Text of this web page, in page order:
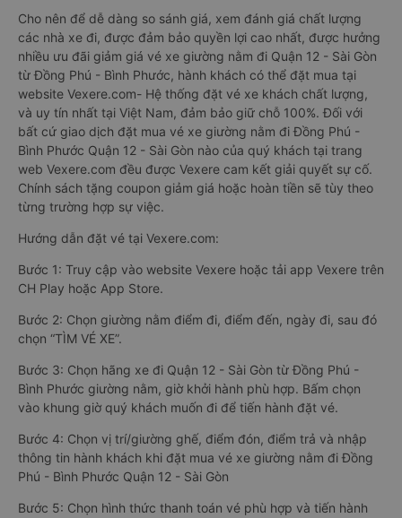
Cho nên để dễ dàng so sánh giá, xem đánh giá chất lượng
các nhà xe đi, được đảm bảo quyền lợi cao nhất, được hưởng
nhiều ưu đãi giảm giá vé xe giường nằm đi Quận 12 - Sài Gòn
từ Đồng Phú - Bình Phước, hành khách có thể đặt mua tại
website Vexere.com- Hệ thống đặt vé xe khách chất lượng,
và uy tín nhất tại Việt Nam, đảm bảo giữ chỗ 100%. Đối với
bất cứ giao dịch đặt mua vé xe giường nằm đi Đồng Phú -
Bình Phước Quận 12 - Sài Gòn nào của quý khách tại trang
web Vexere.com đều được Vexere cam kết giải quyết sự cố.
Chính sách tặng coupon giảm giá hoặc hoàn tiền sẽ tùy theo
từng trường hợp sự việc.
Hướng dẫn đặt vé tại Vexere.com:
Bước 1: Truy cập vào website Vexere hoặc tải app Vexere trên
CH Play hoặc App Store.
Bước 2: Chọn giường nằm điểm đi, điểm đến, ngày đi, sau đó
chọn “TÌM VÉ XE”.
Bước 3: Chọn hãng xe đi Quận 12 - Sài Gòn từ Đồng Phú -
Bình Phước giường nằm, giờ khởi hành phù hợp. Bấm chọn
vào khung giờ quý khách muốn đi để tiến hành đặt vé.
Bước 4: Chọn vị trí/giường ghế, điểm đón, điểm trả và nhập
thông tin hành khách khi đặt mua vé xe giường nằm đi Đồng
Phú - Bình Phước Quận 12 - Sài Gòn
Bước 5: Chọn hình thức thanh toán vé phù hợp và tiến hành